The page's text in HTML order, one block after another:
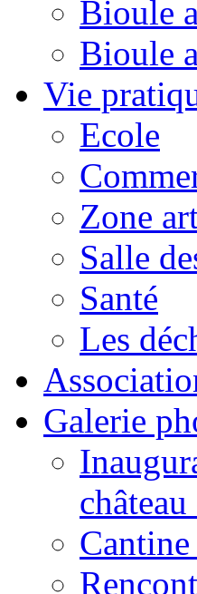
Bioule
Bioule
Vie
Ecole
Zone
Salle
Santé
Les
Galerie